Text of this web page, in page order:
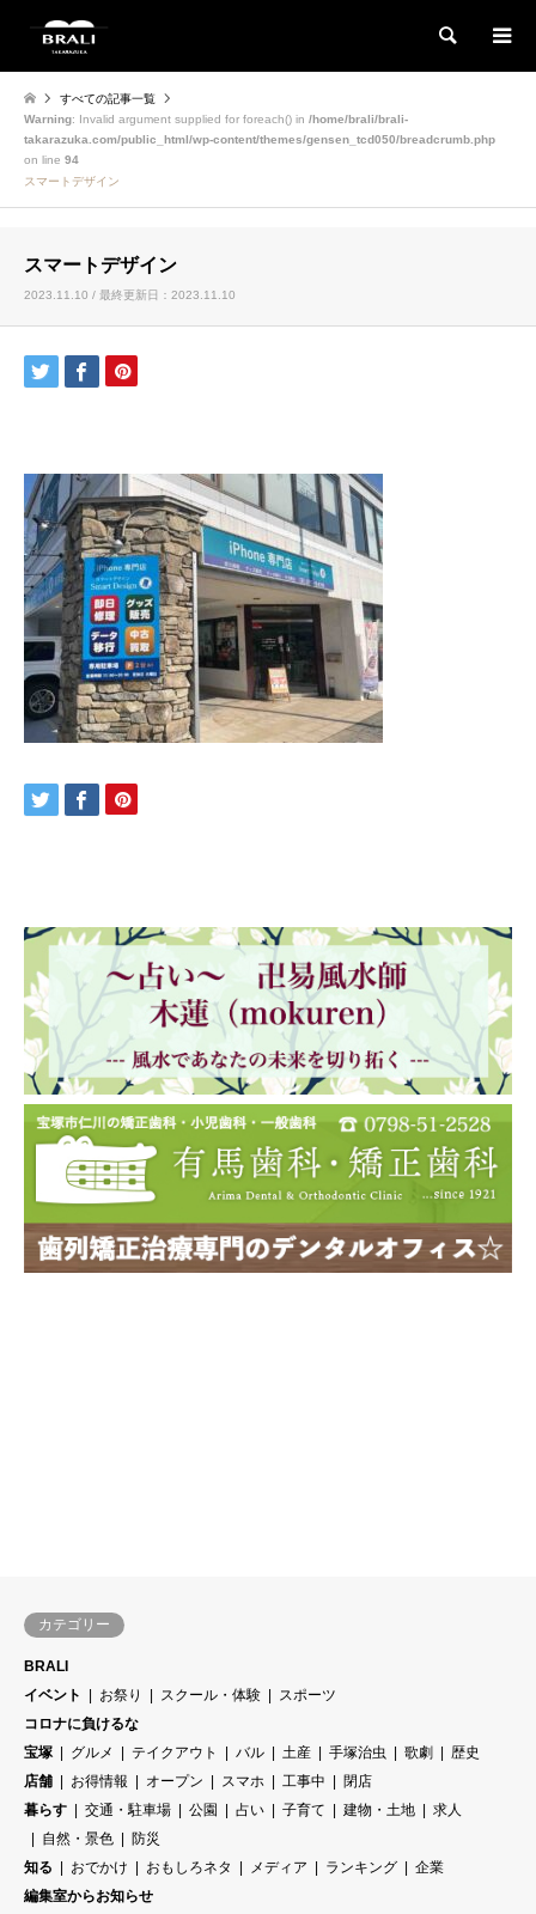
検索
すべての記事一覧
Warning: Invalid argument supplied for foreach() in /home/brali/brali-
takarazuka.com/public_html/wp-content/themes/gensen_tcd050/breadcrumb.php
on line 94
スマートデザイン
スマートデザイン
2023.11.10 / 最終更新日：2023.11.10
カテゴリー
BRALI
イベント
お祭り スクール・体験
スポーツ
コロナに負けるな
宝塚
グルメ テイクアウト バル 土産 手塚治虫 歌劇
歴史
店舗
お得情報 オープン スマホ 工事中
閉店
暮らす
交通・駐車場 公園 占い 子育て 建物・土地
求人
自然・景色
防災
知る
おでかけ おもしろネタ メディア ランキング
企業
編集室からお知らせ